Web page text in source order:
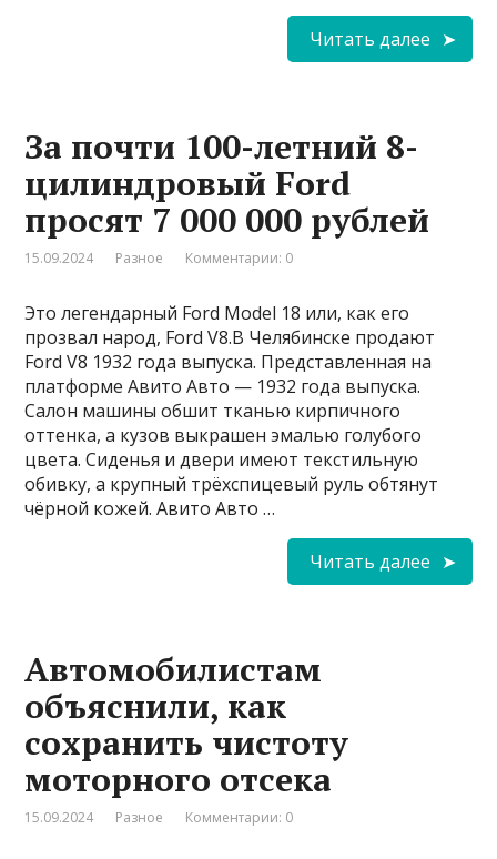
Читать далее
За почти 100-летний 8-
цилиндровый Ford
просят 7 000 000 рублей
15.09.2024 Разное Комментарии: 0
Это легендарный Ford Model 18 или, как его
прозвал народ, Ford V8.В Челябинске продают
Ford V8 1932 года выпуска. Представленная на
платформе Авито Авто — 1932 года выпуска.
Салон машины обшит тканью кирпичного
оттенка, а кузов выкрашен эмалью голубого
цвета. Сиденья и двери имеют текстильную
обивку, а крупный трёхспицевый руль обтянут
чёрной кожей. Авито Авто …
Читать далее
Автомобилистам
объяснили, как
сохранить чистоту
моторного отсека
15.09.2024 Разное Комментарии: 0